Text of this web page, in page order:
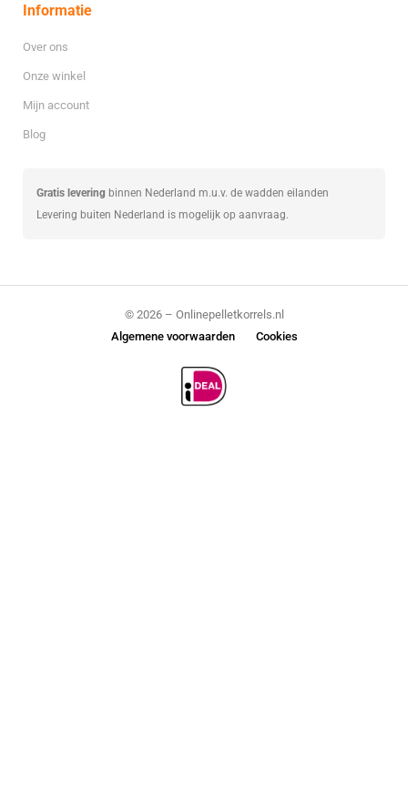
Informatie
Over ons
Onze winkel
Mijn account
Blog
Gratis levering binnen Nederland m.u.v. de wadden eilanden
Levering buiten Nederland is mogelijk op aanvraag.
© 2026 – Onlinepelletkorrels.nl
Algemene voorwaarden
Cookies